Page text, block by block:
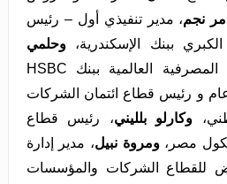
نجم، مدير تنفيذي أول – رئيس
ببنك الإسكندرية،وحلمي
، رئيس المعاملات المصرفية العالمية ببنك HSBC
و رئيس قطاع ائتمان الشركات
وكارلو بلليني، رئيس قطاع
مصر،ومروة نبيل، مدير إدارة
للقطاع الشركات والمؤسسات